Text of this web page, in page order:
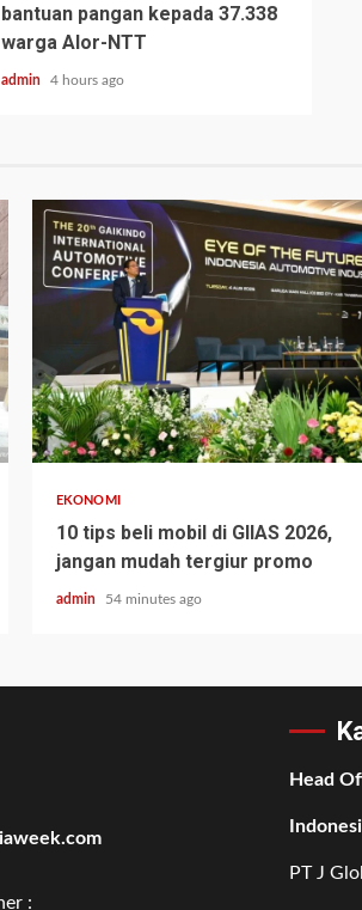
bantuan pangan kepada 37.338
warga Alor-NTT
admin 4 hours ago
EKONOMI
10 tips beli mobil di GIIAS 2026,
jangan mudah tergiur promo
admin 54 minutes ago
:
Head
PT J